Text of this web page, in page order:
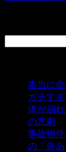
本当に
ガチす
体が崩
の悲劇
事故物
の「炎